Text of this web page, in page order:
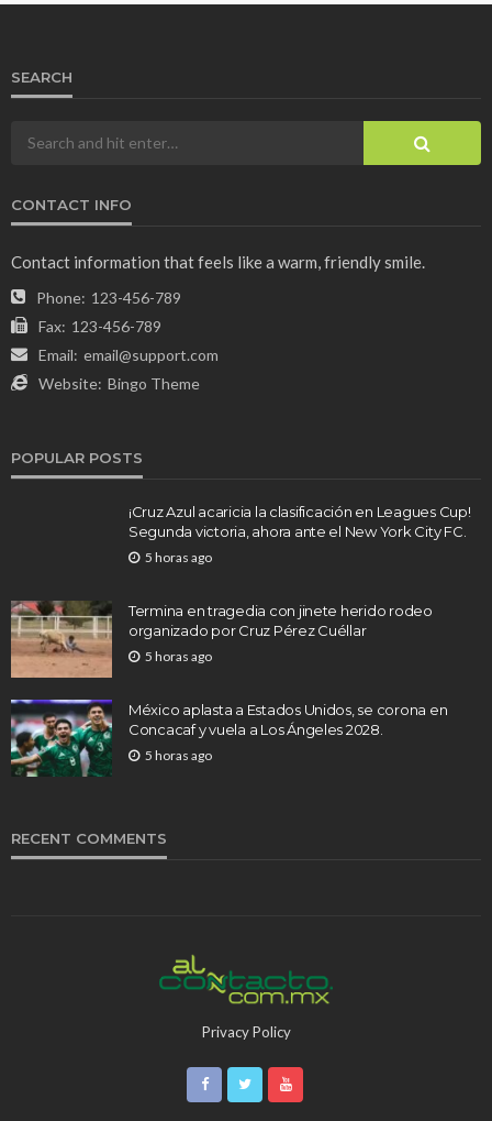
SEARCH
CONTACT INFO
Contact information that feels like a warm, friendly smile.
Phone: 123-456-789
Fax: 123-456-789
Email: email@support.com
Website: Bingo Theme
POPULAR POSTS
¡Cruz Azul acaricia la clasificación en Leagues Cup!
Segunda victoria, ahora ante el New York City FC.
5 horas ago
Termina en tragedia con jinete herido rodeo
organizado por Cruz Pérez Cuéllar
5 horas ago
México aplasta a Estados Unidos, se corona en
Concacaf y vuela a Los Ángeles 2028.
5 horas ago
RECENT COMMENTS
Privacy Policy